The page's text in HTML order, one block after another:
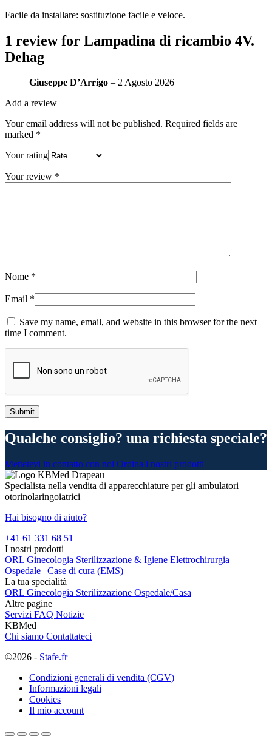
Facile da installare: sostituzione facile e veloce.
1 review for Lampadina di ricambio 4V.
Dehag
Giuseppe D’Arrigo – 2 Agosto 2026
Add a review
Your email address will not be published. Required fields are
marked *
Your rating
Your review *
Nome *
Email *
Save my name, email, and website in this browser for the next
time I comment.
Qualche consiglio? una richiesta speciale?
Mettetevi in contatto con noi Ordina i nostri prodotti
Specialista nella vendita di apparecchiature per gli ambulatori
otorinolaringoiatrici
Hai bisogno di aiuto?
+41 61 331 68 51
I nostri prodotti
ORL Ginecologia Sterilizzazione & Igiene Elettrochirurgia
Ospedale | Case di cura (EMS)
La tua specialità
ORL Ginecologia Sterilizzazione Ospedale/Casa
Altre pagine
Servizi FAQ Notizie
KBMed
Chi siamo Contattateci
©2026 - Stafe.fr
Condizioni generali di vendita (CGV)
Informazioni legali
Cookies
Il mio account